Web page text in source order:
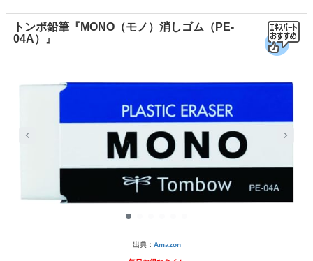
トンボ鉛筆『MONO（モノ）消しゴム（PE-
04A）』
出典： Amazon